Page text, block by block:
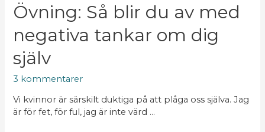
Övning: Så blir du av med
negativa tankar om dig
själv
3 kommentarer
Vi kvinnor är särskilt duktiga på att plåga oss själva. Jag
är för fet, för ful, jag är inte värd …